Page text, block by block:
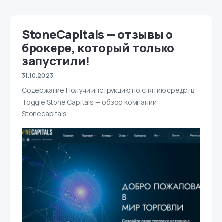
StoneCapitals — отзывы о
брокере, который только
запустили!
31.10.2023
Содержание Получи инструкцию по снятию средств
Toggle Stone Capitals — обзор компании
Stonecapitals…